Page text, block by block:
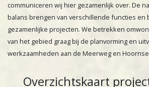
communiceren wij hier gezamenlijk over. De
balans brengen van verschillende functies en
gezamenlijke projecten. We betrekken
van het gebied graag bij de planvorming en
werkzaamheden aan de Meerweg en
Overzichtskaart